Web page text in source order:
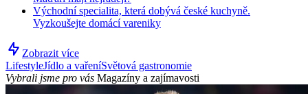
Východní specialita, která dobývá české kuchyně.
Vyzkoušejte domácí vareniky
Zobrazit více
LifestyleJídlo a vařeníSvětová gastronomie
Vybrali jsme pro vás Magazíny a zajímavosti